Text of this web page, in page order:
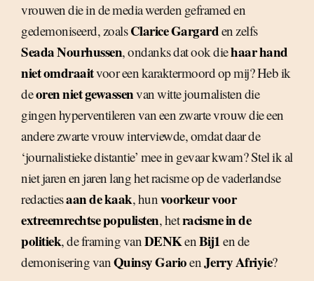
vrouwen die in de media werden geframed en
gedemoniseerd, zoalsClarice Gargarden zelfs
Seada Nourhussen, ondanks dat ook diehaar hand
niet omdraaitvoor een karaktermoord op mij? Heb ik
deoren niet gewassenvan witte journalisten die
gingen hyperventileren van een zwarte vrouw die een
andere zwarte vrouw interviewde, omdat daar de
‘journalistieke distantie’ mee in gevaar kwam? Stel ik al
niet jaren en jaren lang het racisme op de vaderlandse
redactiesaan de kaak, hunvoorkeur voor
extreemrechtse populisten, hetracisme in de
politiek, de framing vanDENKenBij1en de
demonisering vanQuinsy GarioenJerry Afriyie?